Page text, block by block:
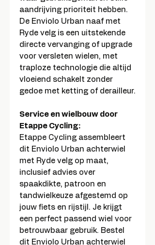
aandrijving prioriteit hebben.
De Enviolo Urban naaf met
Ryde velg is een uitstekende
directe vervanging of upgrade
voor versleten wielen, met
traploze technologie die altijd
vloeiend schakelt zonder
gedoe met ketting of derailleur.
Service en wielbouw door
Etappe Cycling:
Etappe Cycling assembleert
dit Enviolo Urban achterwiel
met Ryde velg op maat,
inclusief advies over
spaakdikte, patroon en
tandwielkeuze afgestemd op
jouw fiets en rijstijl. Je krijgt
een perfect passend wiel voor
betrouwbaar gebruik. Bestel
dit Enviolo Urban achterwiel